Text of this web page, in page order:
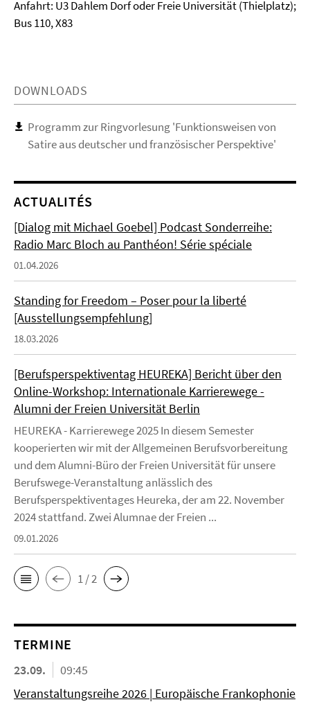
Anfahrt: U3 Dahlem Dorf oder Freie Universität (Thielplatz);
Bus 110, X83
DOWNLOADS
Programm zur Ringvorlesung 'Funktionsweisen von
Satire aus deutscher und französischer Perspektive'
ACTUALITÉS
[Dialog mit Michael Goebel] Podcast Sonderreihe:
Radio Marc Bloch au Panthéon! Série spéciale
01.04.2026
Standing for Freedom – Poser pour la liberté
[Ausstellungsempfehlung]
18.03.2026
[Berufsperspektiventag HEUREKA] Bericht über den
Online-Workshop: Internationale Karrierewege -
Alumni der Freien Universität Berlin
HEUREKA - Karrierewege 2025 In diesem Semester
kooperierten wir mit der Allgemeinen Berufsvorbereitung
und dem Alumni-Büro der Freien Universität für unsere
Berufswege-Veranstaltung anlässlich des
Berufsperspektiventages Heureka, der am 22. November
2024 stattfand. Zwei Alumnae der Freien ...
09.01.2026
1 / 2
TERMINE
23.09.
09:45
Veranstaltungsreihe 2026 | Europäische Frankophonie